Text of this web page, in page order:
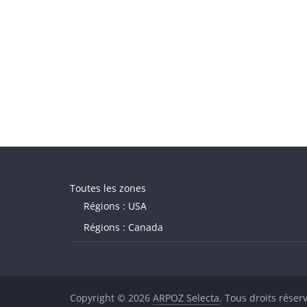
Toutes les zones
Régions : USA
Régions : Canada
Copyright © 2026 ARPOZ Selecta. Tous droits